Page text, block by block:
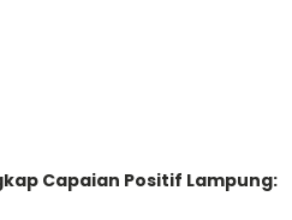
Capaian Positif Lampung: